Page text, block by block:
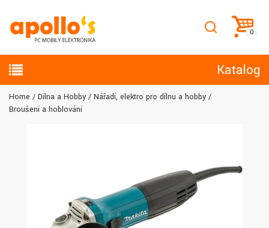
Katalog
Home Dílna a Hobby
Nářadí, elektro pro dílnu a hobby
Broušení a hoblování